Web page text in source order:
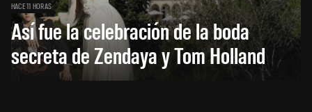
HACE 11 HORAS
Así fue la celebración de la boda
secreta de Zendaya y Tom Holland